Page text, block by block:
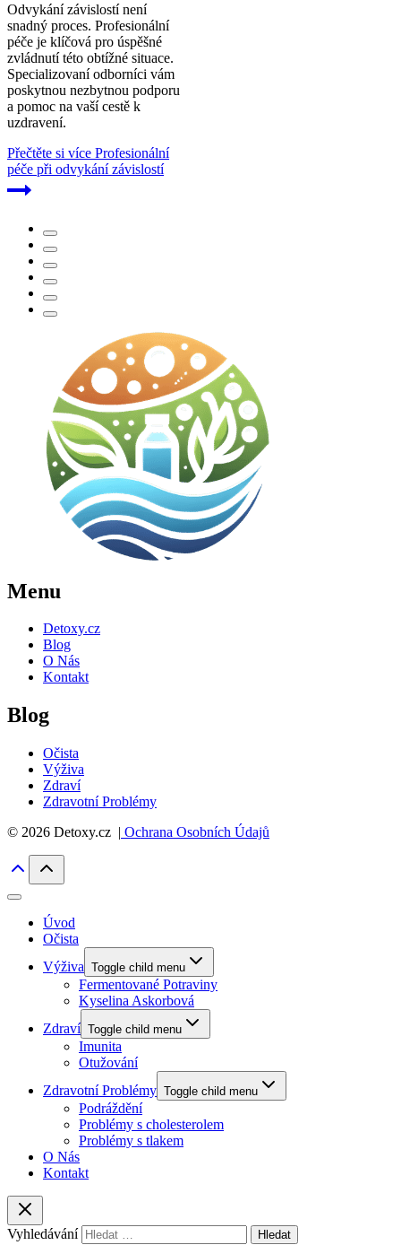
Odvykání závislostí není
snadný proces. Profesionální
péče je klíčová pro úspěšné
zvládnutí této obtížné situace.
Specializovaní odborníci vám
poskytnou nezbytnou podporu
a pomoc na vaší cestě k
uzdravení.
Přečtěte si více Profesionální
péče při odvykání závislostí
Menu
Detoxy.cz
Blog
O Nás
Kontakt
Blog
Očista
Výživa
Zdraví
Zdravotní Problémy
© 2026 Detoxy.cz | Ochrana Osobních Údajů
Úvod
Očista
Výživa Toggle child menu
Fermentované Potraviny
Kyselina Askorbová
Zdraví Toggle child menu
Imunita
Otužování
Zdravotní Problémy Toggle child menu
Podráždění
Problémy s cholesterolem
Problémy s tlakem
O Nás
Kontakt
Vyhledávání